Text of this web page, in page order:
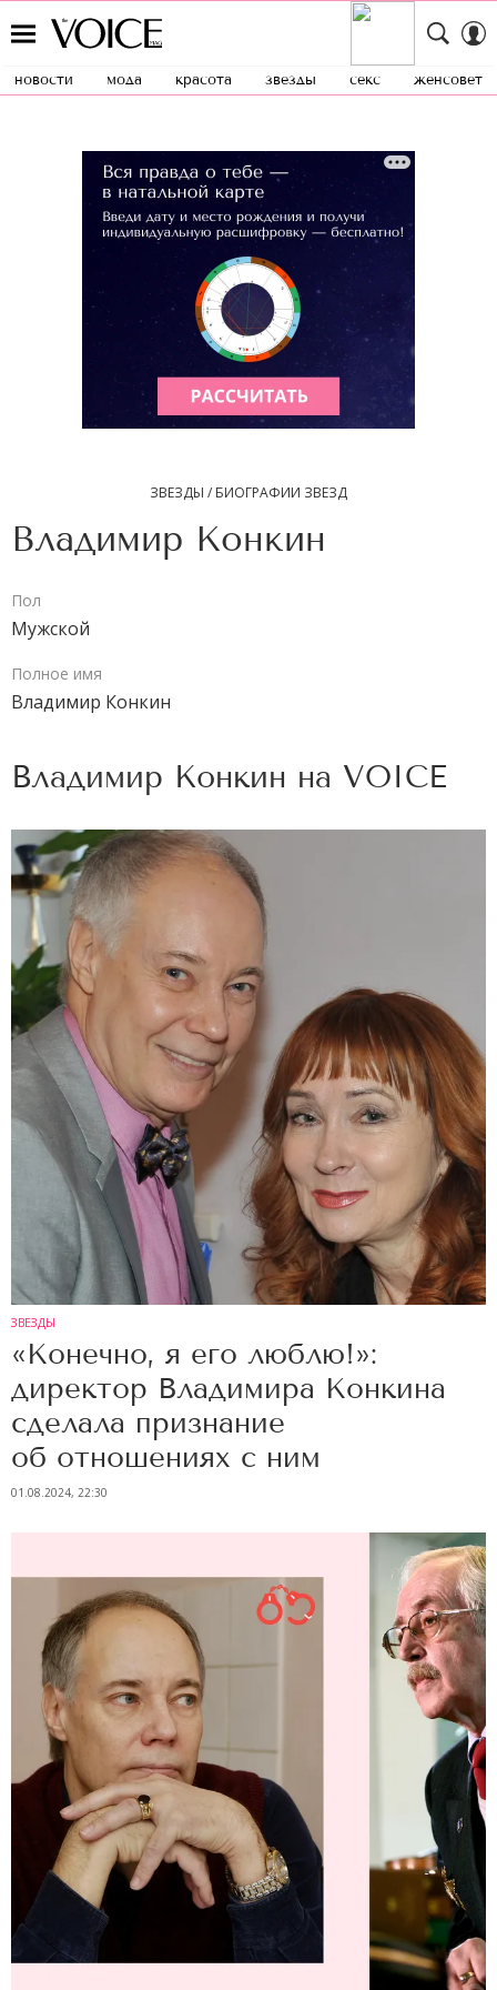
новости мода красота звезды секс женсовет
ЗВЕЗДЫ / БИОГРАФИИ ЗВЕЗД
Владимир Конкин
Пол
Мужской
Полное имя
Владимир Конкин
Владимир Конкин на VOICE
ЗВЕЗДЫ
«Конечно, я его люблю!»:
директор Владимира Конкина
сделала признание
об отношениях с ним
01.08.2024, 22:30